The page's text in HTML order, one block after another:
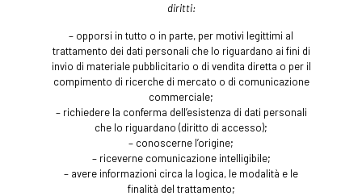
diritti:
– opporsi in tutto o in parte, per motivi legittimi al
trattamento dei dati personali che lo riguardano ai fini di
invio di materiale pubblicitario o di vendita diretta o per il
compimento di ricerche di mercato o di comunicazione
commerciale;
– richiedere la conferma dell’esistenza di dati personali
che lo riguardano (diritto di accesso);
– conoscerne l’origine;
– riceverne comunicazione intelligibile;
– avere informazioni circa la logica, le modalità e le
finalità del trattamento;